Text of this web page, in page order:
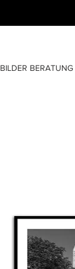
BILDER BERATUNG